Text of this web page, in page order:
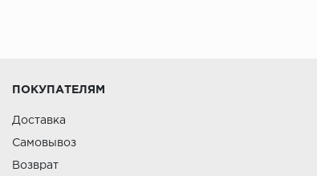
ПОКУПАТЕЛЯМ
Доставка
Самовывоз
Возврат